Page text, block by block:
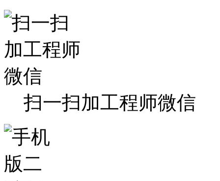
扫一扫加工程师微信